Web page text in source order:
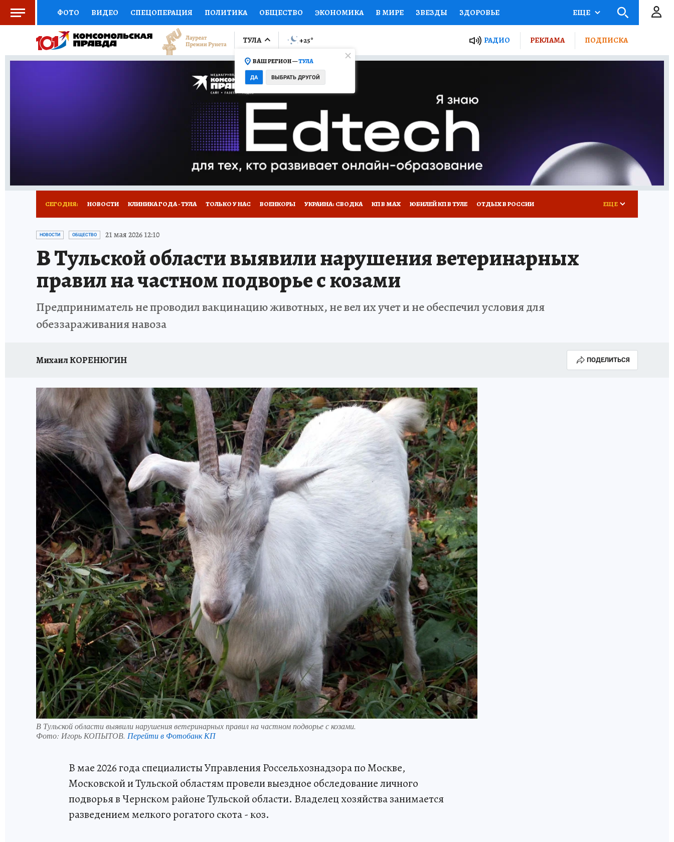
ФОТО ВИДЕО СПЕЦОПЕРАЦИЯ ПОЛИТИКА ОБЩЕСТВО ЭКОНОМИКА В МИРЕ ЗВЕЗДЫ ЗДОРОВЬЕ
СОЦПОДДЕРЖКА НАУКА СПОРТ КОЛУМНИСТЫ ПРОИСШЕСТВИЯ НАЦИОНАЛЬНЫЕ ПРОЕКТЫ РОССИИ
ВЫБОР ЭКСПЕРТОВ ДОКТОР ФИНАНСЫ ОТКРЫВАЕМ МИР СЕМЬЯ ЖЕНСКИЕ СЕКРЕТЫ ПУТЕВОДИТЕЛЬ
ПРОГНОЗЫ НА СПОРТ ПРОМОКОДЫ СЕРИАЛЫ
ТЕЛЕВИЗОР КОЛЛЕКЦИИ КОНКУРСЫ ГИД ПОТРЕБИТЕЛЯ
НОВОЕ НА САЙТЕ
ЕЩЕ
ТУЛА
ВАШ РЕГИОН —ТУЛА
ДА ВЫБРАТЬ ДРУГОЙ
+25° РАДИО РЕКЛАМА ПОДПИСКА
СЕГОДНЯ: НОВОСТИ КЛИНИКА ГОДА - ТУЛА ТОЛЬКО У НАС ВОЕНКОРЫ УКРАИНА: СВОДКА КП В МАХ ЮБИЛЕЙ КП В ТУЛЕ ОТДЫХ В РОССИИ
ЗАПОВЕДНАЯ РОССИЯ
ЕЩЕ
НОВОСТИ ОБЩЕСТВО 21 мая 2026 12:10
В Тульской области выявили нарушения ветеринарных
правил на частном подворье с козами
Предприниматель не проводил вакцинацию животных, не вел их учет и не обеспечил условия для
обеззараживания навоза
Михаил КОРЕНЮГИН ПОДЕЛИТЬСЯ
В Тульской области выявили нарушения ветеринарных правил на частном подворье с козами.
Фото: Игорь КОПЫТОВ. Перейти в Фотобанк КП
В мае 2026 года специалисты Управления Россельхознадзора по Москве,
Московской и Тульской областям провели выездное обследование личного
подворья в Чернском районе Тульской области. Владелец хозяйства занимается
разведением мелкого рогатого скота - коз.